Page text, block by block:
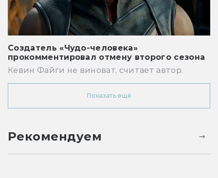
Создатель «Чудо-человека»
прокомментировал отмену второго сезона
Кевин Файги не виноват, считает автор.
Показать ещё
Рекомендуем